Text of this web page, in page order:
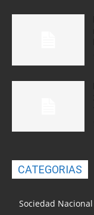
CATEGORIAS
Sociedad Nacional